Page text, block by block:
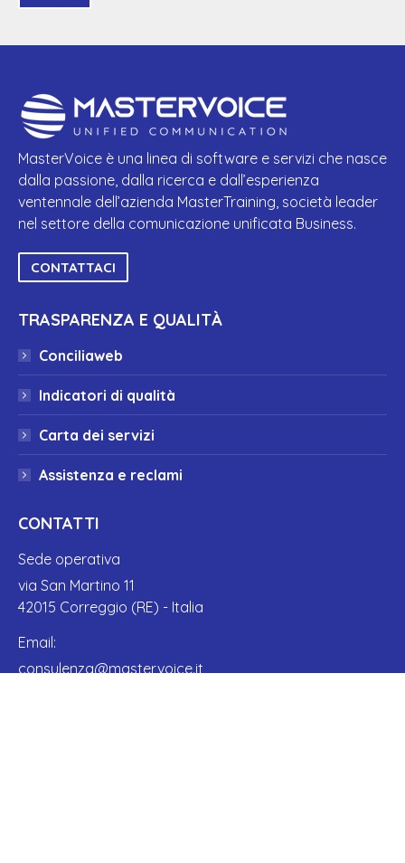
MasterVoice è una linea di software e servizi che nasce
dalla passione, dalla ricerca e dall’esperienza
ventennale dell’azienda MasterTraining, società leader
nel settore della comunicazione unificata Business.
CONTATTACI
TRASPARENZA E QUALITÀ
Conciliaweb
Indicatori di qualità
Carta dei servizi
Assistenza e reclami
CONTATTI
Sede operativa
via San Martino 11
42015 Correggio (RE) - Italia
Email:
consulenza@mastervoice.it